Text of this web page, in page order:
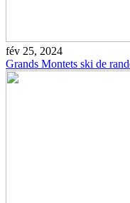
fév 25, 2024
Grands Montets ski de